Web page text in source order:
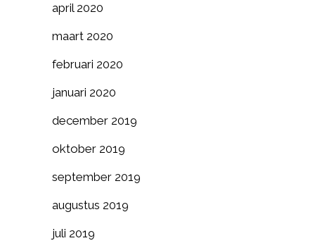
april 2020
maart 2020
februari 2020
januari 2020
december 2019
oktober 2019
september 2019
augustus 2019
juli 2019